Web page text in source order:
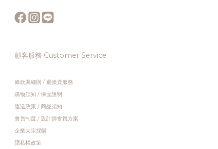
顧客服務 Customer Service
條款與細則 / 退換貨服務
購物須知 / 保固說明
運送政策 / 商品須知
會員制度 / 設計師會員方案
企業大宗採購
隱私權政策